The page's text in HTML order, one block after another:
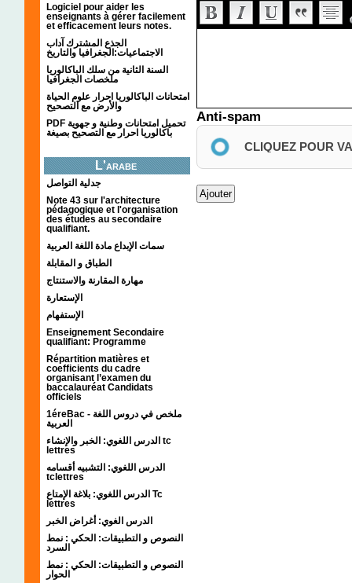
Logiciel pour aider les
enseignants à gérer facilement
et efficacement leurs notes.
الجذع المشترك آداب
الاجتماعيات:الجغرافيا والتاريخ
السنة الثانية من سلك الباكالوريا
ملخصات الجغرافيا
امتحانات الباكالوريا احرار علوم الحياة
والأرض مع التصحيح
PDF تحميل امتحانات وطنية و جهوية
باكالوريا احرار مع التصحيح بصيغة
L'arabe
جدلية التواصل
Note 43 sur l'architecture
pédagogique et l'organisation
des études au secondaire
qualifiant.
سمات الإبداع مادة اللغة العربية
الطباق و المقابلة
مهارة المقارنة والاستنتاج
الإستعارة
الإستفهام
Enseignement Secondaire
qualifiant: Programme
Répartition matières et
coefficients du cadre
organisant l’examen du
baccalauréat Candidats
officiels
1éreBac - ملخص في دروس اللغة
العربية
الدرس اللغوي: الخبر والإنشاء tc
lettres
الدرس اللغوي: التشبيه أقسامه
tclettres
الدرس اللغوي: بلاغة الإمتاع Tc
lettres
الدرس الغوي: أغراض الخبر
النصوص و التطبيقات: الحكي : نمط
السرد
النصوص و التطبيقات: الحكي : نمط
الحوار
Anti-spam
CLIQUEZ POUR